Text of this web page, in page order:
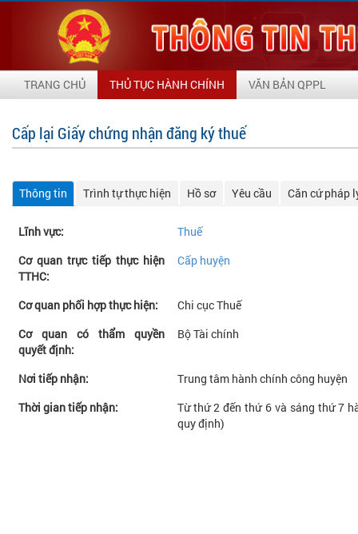
TRANG CHỦ THỦ TỤC HÀNH CHÍNH VĂN BẢN QPPL
Cấp lại Giấy chứng nhận đăng ký thuế
Thông tin Trình tự thực hiện Hồ sơ Yêu cầu Căn cứ pháp
Lĩnh vực:
Thuế
Cơ quan trực tiếp thực hiện
TTHC:
Cấp huyện
Cơ quan phối hợp thực hiện:
Chi cục Thuế
Cơ quan có thẩm quyền
quyết định:
Bộ Tài chính
Nơi tiếp nhận:
Trung tâm hành chính công huyện
Thời gian tiếp nhận:
Từ thứ 2 đến thứ 6 và sáng thứ 7
quy định)